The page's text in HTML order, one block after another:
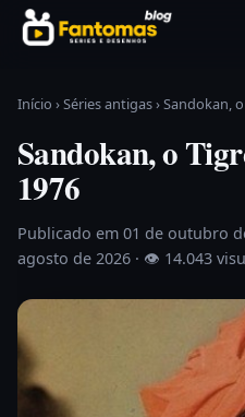
Pular para o conteúdo
Início ›Séries antigas›Sandokan,
Sandokan, o
1976
Publicado em 01 de outubro
agosto de 2026 · 👁 14.043